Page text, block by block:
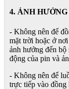
4. ẢNH
- Không nên để
mặt trời hoặc ở
ảnh hưởng đến
động của pin và
- Không nên để
trực tiếp vào đồng